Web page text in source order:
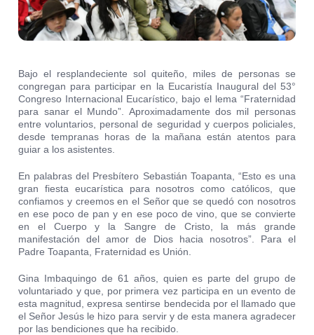
Bajo el resplandeciente sol quiteño, miles de personas se
congregan para participar en la Eucaristía Inaugural del 53°
Congreso Internacional Eucarístico, bajo el lema “Fraternidad
para sanar el Mundo”. Aproximadamente dos mil personas
entre voluntarios, personal de seguridad y cuerpos policiales,
desde tempranas horas de la mañana están atentos para
guiar a los asistentes.
En palabras del Presbítero Sebastián Toapanta, “Esto es una
gran fiesta eucarística para nosotros como católicos, que
confiamos y creemos en el Señor que se quedó con nosotros
en ese poco de pan y en ese poco de vino, que se convierte
en el Cuerpo y la Sangre de Cristo, la más grande
manifestación del amor de Dios hacia nosotros”. Para el
Padre Toapanta, Fraternidad es Unión.
Gina Imbaquingo de 61 años, quien es parte del grupo de
voluntariado y que, por primera vez participa en un evento de
esta magnitud, expresa sentirse bendecida por el llamado que
el Señor Jesús le hizo para servir y de esta manera agradecer
por las bendiciones que ha recibido.